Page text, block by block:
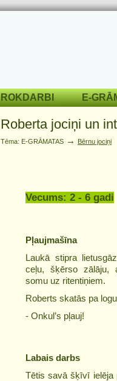
ROKDARBI E-
Roberta jociņi un
Tēma: E-GRĀMATAS → Bērnu jociņi
Vecums: 2 - 6 gadi
Pļaujmašīna
Laukā stipra
ceļu, šķērso zālāju,
somu uz ritentiņiem.
Roberts skatās pa
- Onkul’s pļauj!
Labais darbs
Tētis savā šķīvī ielēja